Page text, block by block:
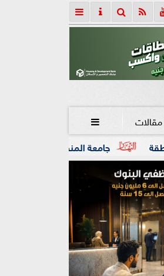
مقالات 
تنفي ما تردد عن وفاة العالم